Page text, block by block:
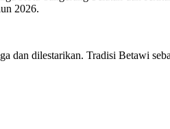
2026.
dan dilestarikan. Tradisi Betawi